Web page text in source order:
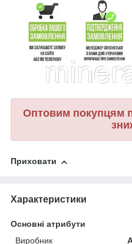
Оптовим покупцям
Приховати
Характеристики
Основні атрибути
Виробник